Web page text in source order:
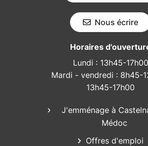
Nous écrire
Horaires
Lundi : 13h45-17h00
Mardi - vendredi : 8h45-
13h45-17h00
J'emménage à
Médoc
Offres d'emploi